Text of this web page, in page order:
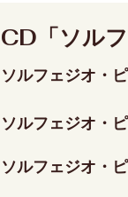
CD「ソル
ソルフェジオ・
ソルフェジオ・
ソルフェジオ・